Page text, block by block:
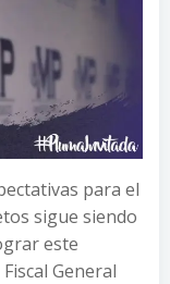
para el
sigue siendo
este
General